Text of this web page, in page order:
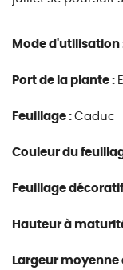
Mode d'utilisation
Port de la plante :
Feuillage : Caduc
Couleur du
Feuillage
Hauteur à
Largeur